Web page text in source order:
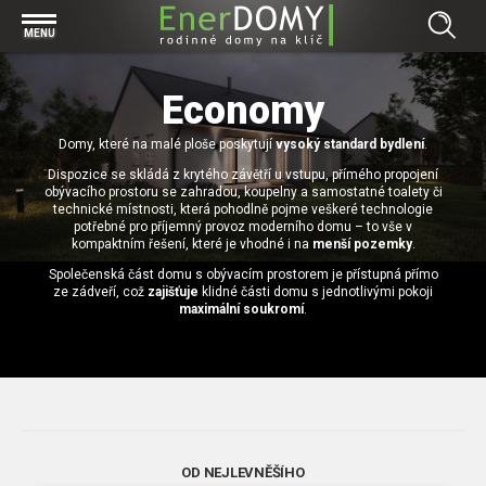
MENU
Prohlížet vše v kategorii Bungalovy
Concept
Exclusive
Effective
Economy
Prohlížet vše v kategorii Projekty
Individuální projekty
Typové řešení
Prohlížet vše v kategorii Technologie
Základová deska
Technologie domu
Zděné domy na klíč
Dřevostavby
Prohlížet vše v kategorii Kontakt
Pracovní pozice
Bezpečnost a ochrana osobních údajů
Prohlížet vše v kategorii Magazín
Financování výstavby rodinného domu
Přízemní rodinné domy
Video EnerDOMY s.r.o.
Economy
Domy, které na malé ploše poskytují vysoký standard bydlení.
Dispozice se skládá z krytého závětří u vstupu, přímého propojení
obývacího prostoru se zahradou, koupelny a samostatné toalety či
technické místnosti, která pohodlně pojme veškeré technologie
potřebné pro příjemný provoz moderního domu – to vše v
kompaktním řešení, které je vhodné i na menší pozemky.
Společenská část domu s obývacím prostorem je přístupná přímo
ze zádveří, což zajišťuje klidné části domu s jednotlivými pokoji
maximální soukromí.
OD NEJLEVNĚŠÍHO